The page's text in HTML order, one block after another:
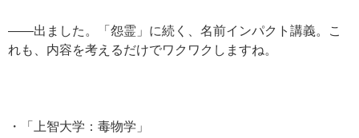
——出ました。「怨霊」に続く、名前インパクト講義。こ
れも、内容を考えるだけでワクワクしますね。
・「上智大学：毒物学」